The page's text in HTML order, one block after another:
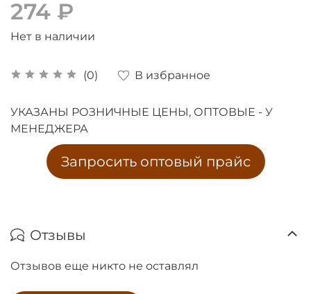
(0) В избранное
274 ₽
Нет в наличии
УКАЗАНЫ РОЗНИЧНЫЕ ЦЕНЫ, ОПТОВЫЕ - У
МЕНЕДЖЕРА
Запросить оптовый прайс
Отзывы
Отзывов еще никто не оставлял